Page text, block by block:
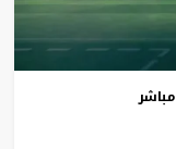
مباشر